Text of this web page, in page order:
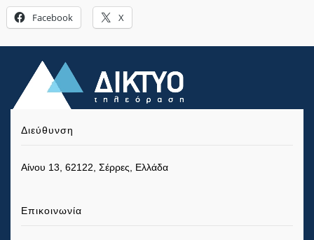
Facebook X
Διεύθυνση
Αίνου 13, 62122, Σέρρες, Ελλάδα
Επικοινωνία